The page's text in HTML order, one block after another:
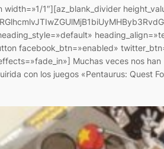
1″][az_blank_divider
facebook_btn=»enabled»
Muchas veces nos
con los juegos «Pentaurus: Quest